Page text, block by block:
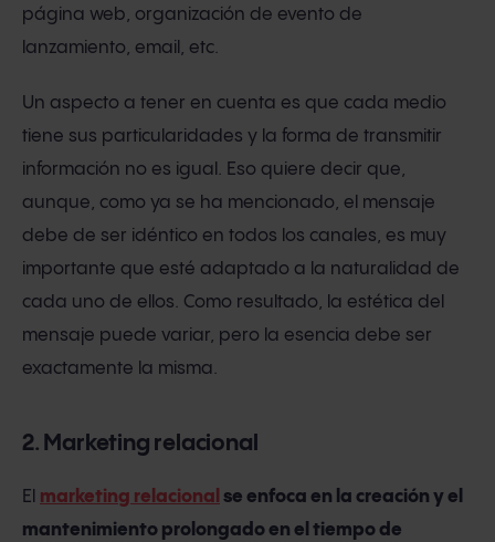
página web, organización de evento de
lanzamiento, email, etc.
Un aspecto a tener en cuenta es que cada medio
tiene sus particularidades y la forma de transmitir
información no es igual. Eso quiere decir que,
aunque, como ya se ha mencionado, el mensaje
debe de ser idéntico en todos los canales, es muy
importante que esté adaptado a la naturalidad de
cada uno de ellos. Como resultado, la estética del
mensaje puede variar, pero la esencia debe ser
exactamente la misma.
2. Marketing relacional
El marketing relacional se enfoca en la creación y el
mantenimiento prolongado en el tiempo de